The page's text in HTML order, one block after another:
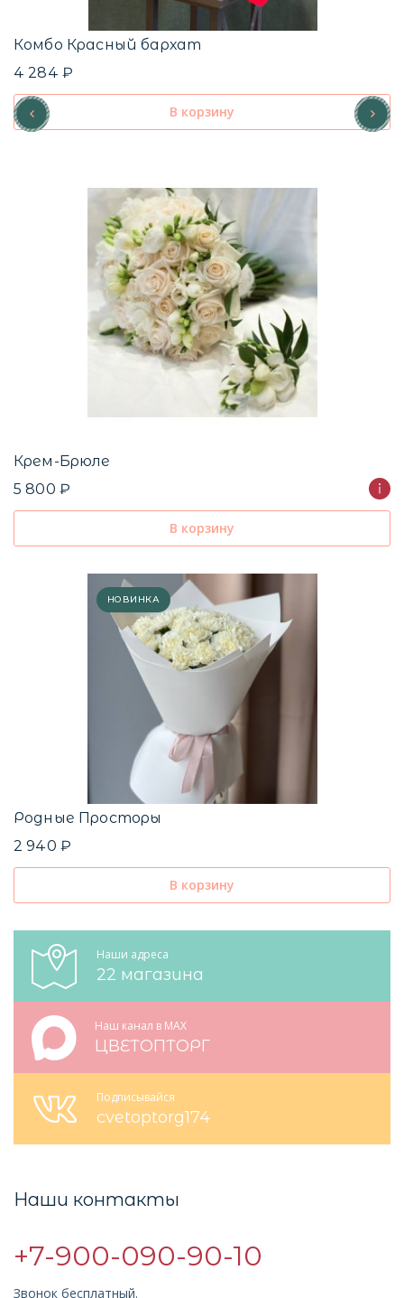
Комбо Красный бархат
4 284 ₽
В корзину
Крем-Брюле
5 800 ₽
В корзину
НОВИНКА
Родные Просторы
2 940 ₽
В корзину
Наши адреса
22 магазина
Наш канал в MAX
ЦВЕТОПТОРГ
Подписывайся
cvetoptorg174
Наши контакты
+7-900-090-90-10
Звонок бесплатный.